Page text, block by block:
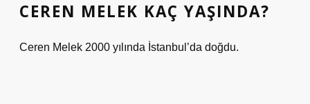
CEREN MELEK KAÇ YAŞINDA?
Ceren Melek 2000 yılında İstanbul’da doğdu.